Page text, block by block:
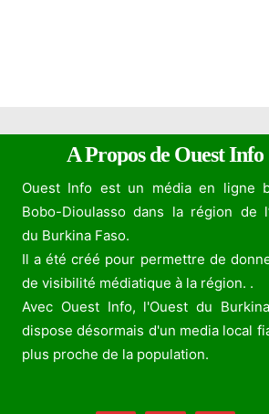
A Propos de Ouest Info
Ouest Info est un média en ligne
Bobo-Dioulasso dans la région de
du Burkina Faso.
Il a été créé pour permettre de
de visibilité médiatique à la région. .
Avec Ouest Info, l'Ouest du
dispose désormais d'un media local
plus proche de la population.